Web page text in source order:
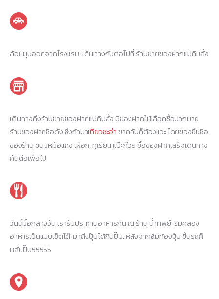
ล้อหมุนออกจากโรงแรม..เดินทางกันต่อไปที่ ร้านขายของฝากแม่กิมลั้ง
เดินทางถึงร้านขายของฝากแม่กิมลั้ง มีของฝากให้เลือกซื้อมากมาย
ร้านของฝากชื่อดัง ซึ่งถ้ามาเที่ยวชะอำขากลับก็ต้องแวะ โดยของขึ้นชื่อ
ของร้าน ขนมหม้อแกง เผือก, ทุเรียน แป๊ะก๊วย ซื้อของฝากเสร็จเดินทาง
กันต่อเพื่อไป
วันนี้มื้อกลางวัน เรารับประทานอาหารกัน ณ ร้าน น้ำทิพย์ ริมคลอง
อาหารเป็นแบบเซ็ตโต๊ะมาถึงปุ๊บได้กินปั๊บ..หลังจากอิ่มท้องปุ๊บ ขึ้นรถก็
หลับปั๊บ55555